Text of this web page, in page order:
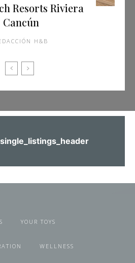
Resorts Riviera
Cancún
H&B
YOUR TOYS
WELLNESS